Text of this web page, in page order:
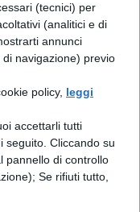
(tecnici) per
(analitici e di
annunci
navigazione) previo
policy, leggi
accettarli tutti
seguito. Cliccando su
pannello di controllo
Se rifiuti tutto,
che gli
Liber. Scrisse
(canti di
Quasi
Io, che
Io amata da